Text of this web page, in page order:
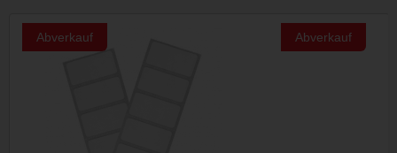
Abverkauf Abverkauf